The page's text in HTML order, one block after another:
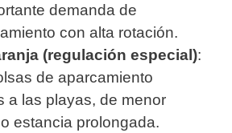
demanda de
con alta rotación.
(regulación especial):
de aparcamiento
a las playas, de menor
estancia prolongada.